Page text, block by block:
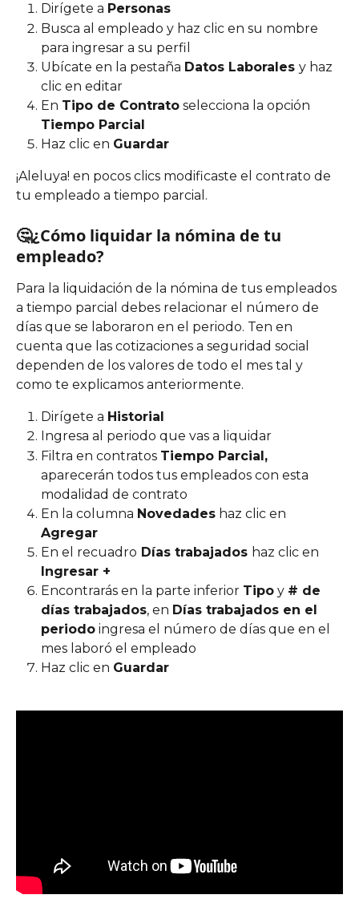
Dirígete a Personas
Busca al empleado y haz clic en su nombre
para ingresar a su perfil
Ubícate en la pestaña Datos Laborales y haz
clic en editar
En Tipo de Contrato selecciona la opción
Tiempo Parcial
Haz clic en Guardar
¡Aleluya! en pocos clics modificaste el contrato de
tu empleado a tiempo parcial.
🤔¿Cómo liquidar la nómina de tu
empleado?
Para la liquidación de la nómina de tus empleados
a tiempo parcial debes relacionar el número de
días que se laboraron en el periodo. Ten en
cuenta que las cotizaciones a seguridad social
dependen de los valores de todo el mes tal y
como te explicamos anteriormente.
Dirígete a Historial
Ingresa al periodo que vas a liquidar
Filtra en contratos Tiempo Parcial,
aparecerán todos tus empleados con esta
modalidad de contrato
En la columna Novedades haz clic en
Agregar
En el recuadro Días trabajados haz clic en
Ingresar +
Encontrarás en la parte inferior Tipo y # de
días trabajados, en Días trabajados en el
periodo ingresa el número de días que en el
mes laboró el empleado
Haz clic en Guardar